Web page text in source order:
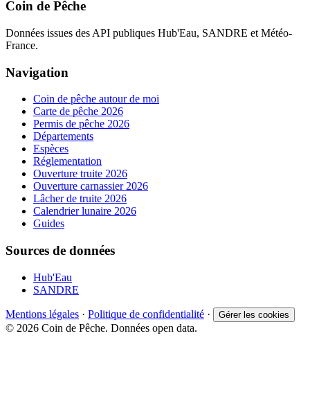
Coin de Pêche
Données issues des API publiques Hub'Eau, SANDRE et Météo-
France.
Navigation
Coin de pêche autour de moi
Carte de pêche 2026
Permis de pêche 2026
Départements
Espèces
Réglementation
Ouverture truite 2026
Ouverture carnassier 2026
Lâcher de truite 2026
Calendrier lunaire 2026
Guides
Sources de données
Hub'Eau
SANDRE
Mentions légales · Politique de confidentialité · Gérer les cookies
© 2026 Coin de Pêche. Données open data.